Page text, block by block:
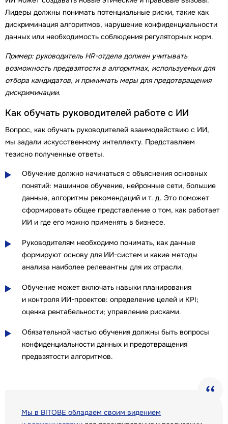
Лидеры должны понимать потенциальные риски, такие как
дискриминация алгоритмов, нарушение конфиденциальности
данных или необходимость соблюдения регуляторных норм.
Пример: руководитель HR-отдела должен учитывать
возможность предвзятости в алгоритмах, используемых для
отбора кандидатов, и принимать меры для предотвращения
дискриминации.
Как обучать руководителей работе с ИИ
Вопрос, как обучать руководителей взаимодействию с ИИ,
мы задали искусственному интеллекту. Представляем
тезисно полученные ответы.
Обучение должно начинаться с объяснения основных
понятий: машинное обучение, нейронные сети, большие
данные, алгоритмы рекомендаций и т. д. Это поможет
сформировать общее представление о том, как работает
ИИ и где его можно применять в бизнесе.
Руководителям необходимо понимать, как данные
формируют основу для ИИ-систем и какие методы
анализа наиболее релевантны для их отрасли.
Обучение может включать навыки планирования
и контроля ИИ-проектов: определение целей и KPI;
оценка рентабельности; управление рисками.
Обязательной частью обучения должны быть вопросы
конфиденциальности данных и предотвращения
предвзятости алгоритмов.
Мы в BITOBE обладаем своим видением